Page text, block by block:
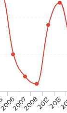
2007200820122013